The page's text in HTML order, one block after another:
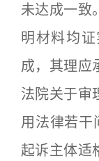
未达成一致
明材料均
成，其理应
法院关于审
用法律若干
起诉主体适